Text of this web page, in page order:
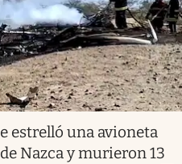
estrelló una avioneta
Nazca y murieron 13